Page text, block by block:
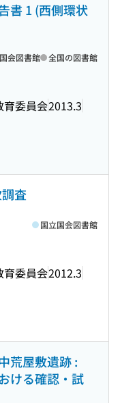
書 1 (西側環状
育委員会2013.3
会図書館 全国の図書館
査
育委員会2012.3
国立国会図書館
荒屋敷遺跡 :
ける確認・試